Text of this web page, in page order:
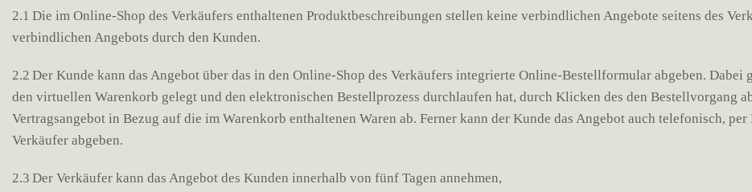
2.1 Die im Online-Shop des Verkäufers enthaltenen Produktbeschreibungen stellen keine verbindlichen Angebote seitens des
verbindlichen Angebots durch den Kunden.
2.2 Der Kunde kann das Angebot über das in den Online-Shop des Verkäufers integrierte Online-Bestellformular abgeben. Dabei
den virtuellen Warenkorb gelegt und den elektronischen Bestellprozess durchlaufen hat, durch Klicken des den Bestellvorgang
Vertragsangebot in Bezug auf die im Warenkorb enthaltenen Waren ab. Ferner kann der Kunde das Angebot auch telefonisch,
Verkäufer abgeben.
2.3 Der Verkäufer kann das Angebot des Kunden innerhalb von fünf Tagen annehmen,